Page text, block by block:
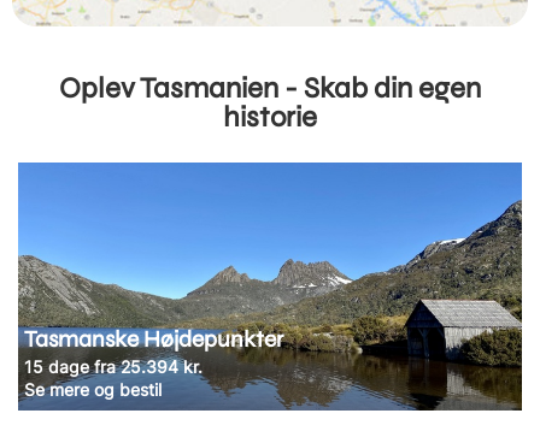
Oplev Tasmanien - Skab din egen
historie
Tasmanske Højdepunkter
15 dage fra 25.394 kr.
Se mere og bestil